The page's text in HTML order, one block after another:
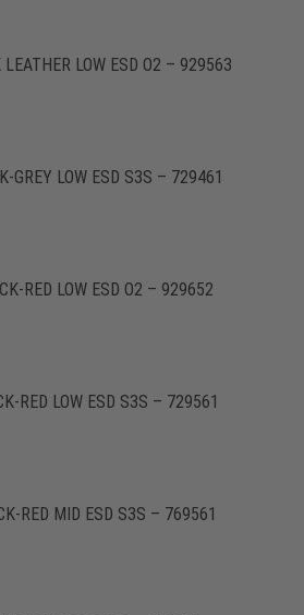
LEATHER LOW ESD O2 – 929563
GREY LOW ESD S3S – 729461
RED LOW ESD O2 – 929652
RED LOW ESD S3S – 729561
RED MID ESD S3S – 769561